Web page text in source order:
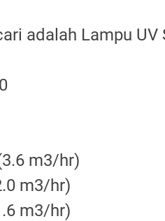
adalah Lampu
m3/hr)
m3/hr)
m3/hr)